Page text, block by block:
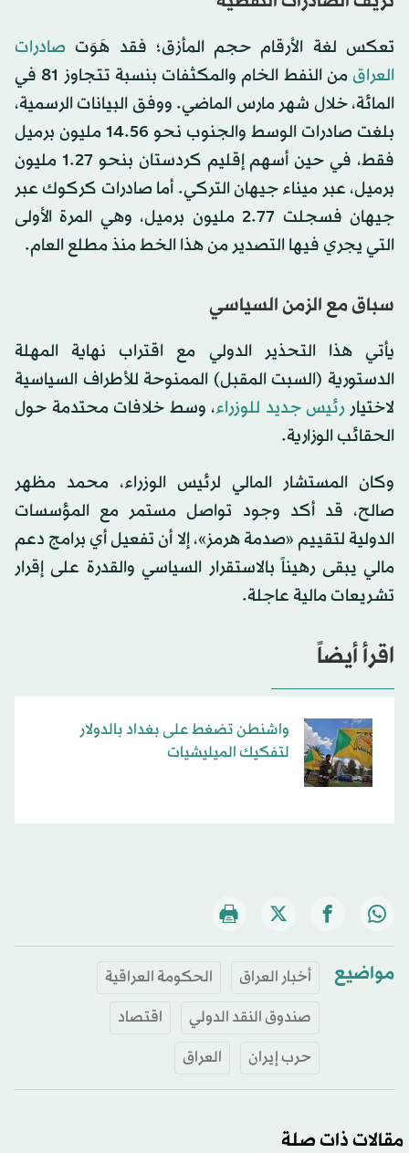
تعكس لغة الأرقام حجم المأزق؛ فقد هَوَت صادرات
العراق
من النفط الخام والمكثفات بنسبة تتجاوز 81 في
المائة، خلال شهر مارس الماضي. ووفق البيانات الرسمية،
بلغت صادرات الوسط والجنوب نحو 14.56 مليون برميل
فقط، في حين أسهم إقليم كردستان بنحو 1.27 مليون
برميل، عبر ميناء جيهان التركي. أما صادرات كركوك عبر
جيهان فسجلت 2.77 مليون برميل، وهي المرة الأولى
التي يجري فيها التصدير من هذا الخط منذ مطلع العام.
سباق مع الزمن السياسي
يأتي هذا التحذير الدولي مع اقتراب نهاية المهلة
الدستورية (السبت المقبل) الممنوحة للأطراف السياسية
لاختياررئيس جديد للوزراء، وسط خلافات محتدمة حول
الحقائب الوزارية.
وكان المستشار المالي لرئيس الوزراء، محمد مظهر
صالح، قد أكد وجود تواصل مستمر مع المؤسسات
الدولية لتقييم «صدمة هرمز»، إلا أن تفعيل أي برامج دعم
مالي يبقى رهيناً بالاستقرار السياسي والقدرة على إقرار
تشريعات مالية عاجلة.
اقرأ أيضاً
واشنطن تضغط على بغداد بالدولار
لتفكيك الميليشيات
مواضيع أخبار العراق
الحكومة العراقية
صندوق النقد الدولي
اقتصاد
حرب إيران
العراق
مقالات ذات صلة